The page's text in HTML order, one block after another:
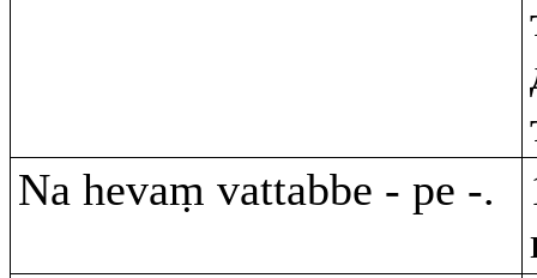
Na hevaṃ vattabbe - pe -.